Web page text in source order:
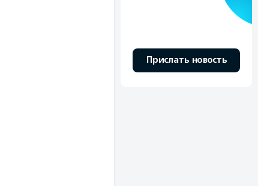
Прислать новость